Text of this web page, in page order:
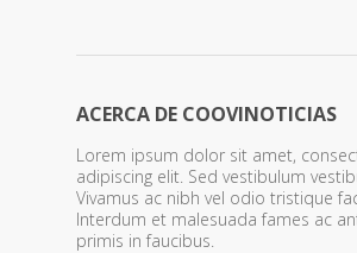
ACERCA DE COOVINOTICIAS
Lorem ipsum dolor sit amet,
adipiscing elit. Sed vestibulum
Vivamus ac nibh vel odio tristique
Interdum et malesuada fames ac
primis in faucibus.